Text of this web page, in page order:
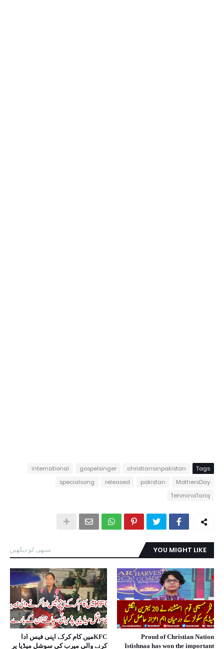
Tags
christiansinpakistan
gospelsinger
international
MothersDay
pakistan
released
specialsong
TehminaTariq
YOU MIGHT LIKE سبھی کو دیکھیں
Proud of Christian Nation
Istishnaa has won the important
KFCمیں کام کرکے اپنی فیس ادا
کرنے والی میرب کی سوشل میڈیا پر